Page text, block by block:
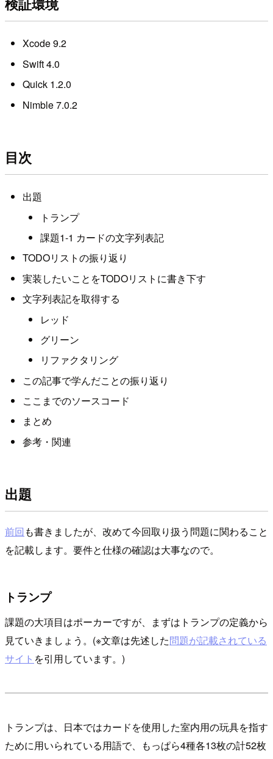
Xcode 9.2
Swift 4.0
Quick 1.2.0
Nimble 7.0.2
目次
出題
トランプ
課題1-1 カードの文字列表記
TODOリストの振り返り
実装したいことをTODOリストに書き下す
文字列表記を取得する
レッド
グリーン
リファクタリング
この記事で学んだことの振り返り
ここまでのソースコード
まとめ
参考・関連
出題
前回 も書きましたが、改めて今回取り扱う問題に関わること
を記載します。要件と仕様の確認は大事なので。
トランプ
課題の大項目はポーカーですが、まずはトランプの定義から
見ていきましょう。(※文章は先述した問題が記載されている
サイト を引用しています。)
トランプは、日本ではカードを使用した室内用の玩具を指す
ために用いられている用語で、もっぱら4種各13枚の計52枚